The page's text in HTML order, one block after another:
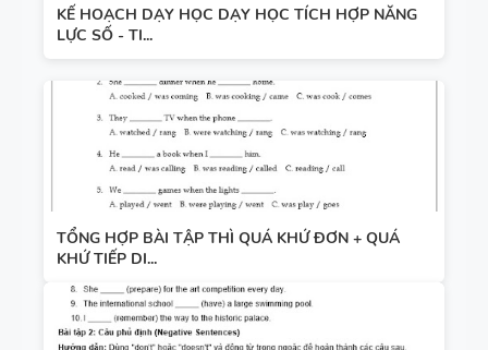
KẾ HOẠCH DẠY HỌC DẠY HỌC TÍCH HỢP NĂNG
LỰC SỐ - TI...
TỔNG HỢP BÀI TẬP THÌ QUÁ KHỨ ĐƠN + QUÁ
KHỨ TIẾP DI...